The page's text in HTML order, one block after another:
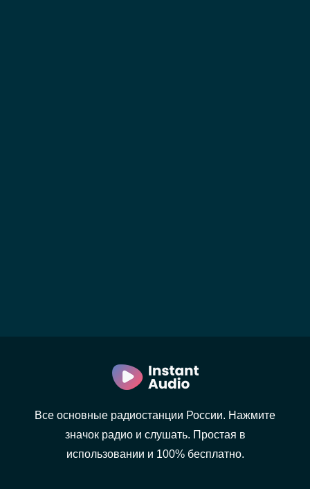
Все основные радиостанции России. Нажмите
значок радио и слушать. Простая в
использовании и 100% бесплатно.